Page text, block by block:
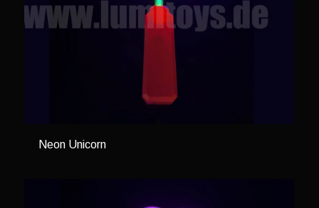
Neon Unicorn